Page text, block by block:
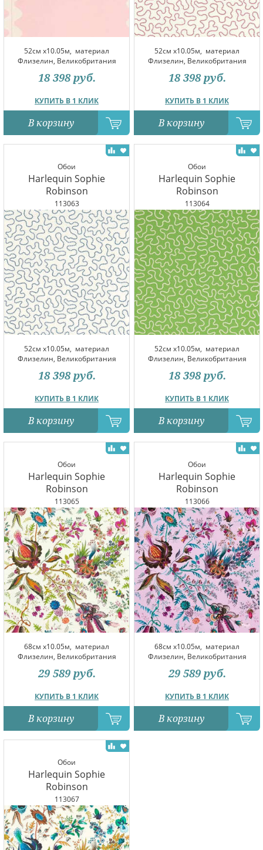
52см x10.05м, материал
Флизелин, Великобритания
КУПИТЬ В 1 КЛИК
18 398 руб.
В корзину
52см x10.05м, материал
Флизелин, Великобритания
КУПИТЬ В 1 КЛИК
18 398 руб.
В корзину
Обои
Harlequin Sophie
Robinson
113063
52см x10.05м, материал
Флизелин, Великобритания
КУПИТЬ В 1 КЛИК
18 398 руб.
В корзину
Обои
Harlequin Sophie
Robinson
113064
52см x10.05м, материал
Флизелин, Великобритания
КУПИТЬ В 1 КЛИК
18 398 руб.
В корзину
Обои
Harlequin Sophie
Robinson
113065
68см x10.05м, материал
Флизелин, Великобритания
КУПИТЬ В 1 КЛИК
29 589 руб.
В корзину
Обои
Harlequin Sophie
Robinson
113066
68см x10.05м, материал
Флизелин, Великобритания
КУПИТЬ В 1 КЛИК
29 589 руб.
В корзину
Обои
Harlequin Sophie
Robinson
113067